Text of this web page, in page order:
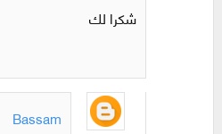
شكرا لك
Bassam